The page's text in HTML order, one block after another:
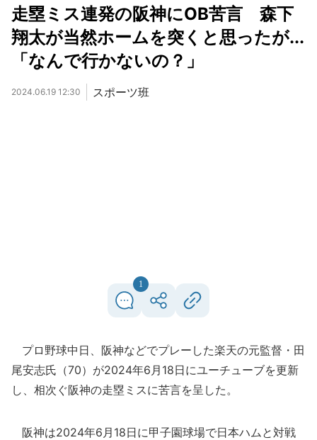
走塁ミス連発の阪神にOB苦言 森下
翔太が当然ホームを突くと思ったが...
「なんで行かないの？」
2024.06.19 12:30 スポーツ班
1
プロ野球中日、阪神などでプレーした楽天の元監督・田
尾安志氏（70）が2024年6月18日にユーチューブを更新
し、相次ぐ阪神の走塁ミスに苦言を呈した。
阪神は2024年6月18日に甲子園球場で日本ハムと対戦